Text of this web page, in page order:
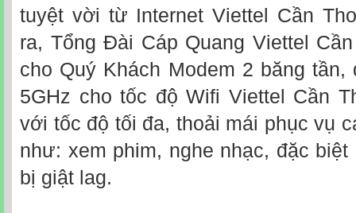
tuyệt vời từ Internet Viettel Cần
ra, Tổng Đài Cáp Quang Viettel
cho Quý Khách Modem 2 băng tần,
5GHz cho tốc độ Wifi Viettel Cần
với tốc độ tối đa, thoải mái phục vụ
như: xem phim, nghe nhạc, đặc
bị giật lag.